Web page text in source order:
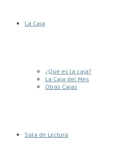
La Caja
¿Qué es la caja?
La Caja del Mes
Otras Cajas
Sala de Lectura